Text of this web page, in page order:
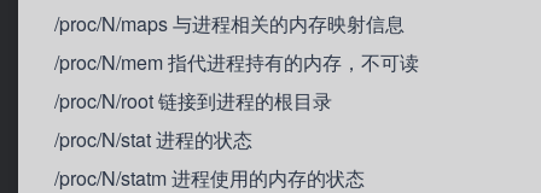
/proc/N/maps 与进程相关的内存映射信息
/proc/N/mem 指代进程持有的内存，不可读
/proc/N/root 链接到进程的根目录
/proc/N/stat 进程的状态
/proc/N/statm 进程使用的内存的状态